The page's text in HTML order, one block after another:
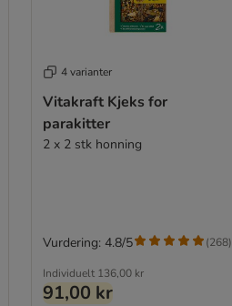
4 varianter
Vitakraft Kjeks for
parakitter
2 x 2 stk honning
Individuelt 136,00 kr
91,00 kr
Vurdering: 4.8/5 (268)